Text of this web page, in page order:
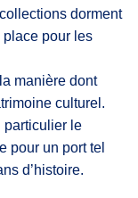
dorment
place pour les
manière dont
culturel.
particulier le
pour un port tel
d’histoire.